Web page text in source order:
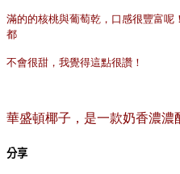
滿的的核桃與葡萄乾，口感很豐富呢
都
不會很甜，我覺得這點很讚！
華盛頓椰子，是一款奶香濃濃
分享